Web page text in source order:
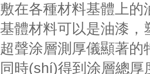
敷在各種材料基體上的
基體材料可以是油漆，塑料
超聲涂層測厚儀顯著的
同時(shí)得到涂層總厚